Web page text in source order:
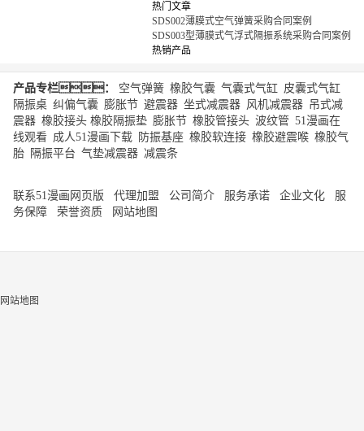
热门文章
SDS002薄膜式空气弹簧采购合同案例
SDS003型薄膜式气浮式隔振系统采购合同案例
热销产品
产品专栏： 空气弹簧 橡胶气囊 气囊式气缸 皮囊式气缸
隔振桌 纠偏气囊 膨胀节 避震器 坐式减震器 风机减震器 吊式减
震器 橡胶接头 橡胶隔振垫 膨胀节 橡胶管接头 波纹管 51漫画在
线观看 成人51漫画下载 防振基座 橡胶软连接 橡胶避震喉 橡胶气
胎 隔振平台 气垫减震器 减震条
联系51漫画网页版 代理加盟 公司简介 服务承诺 企业文化
服
务保障
荣誉资质 网站地图
网站地图